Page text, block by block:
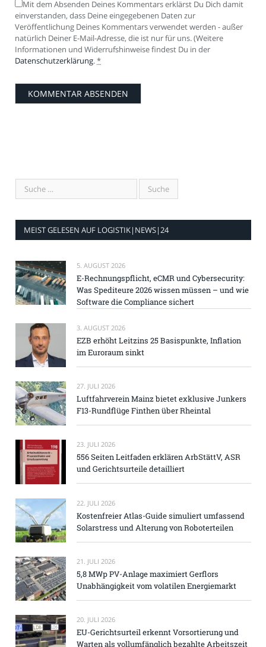
Mit dem Absenden Deines Kommentars erklärst Du Dich damit
einverstanden, dass Deine eingegebenen Daten zur
Veröffentlichung Deines Kommentars verwendet werden - außer
natürlich Deiner E-Mail-Adresse, die ist nur für uns. (Weitere
Informationen und Widerrufshinweise findest Du in der
Datenschutzerklärung.*
MEIST GELESEN AUF LOGISTIK|NEWS|24
5. AUGUST 2026
E-Rechnungspflicht, eCMR und Cybersecurity:
Was Spediteure 2026 wissen müssen – und wie
Software die Compliance sichert
3. AUGUST 2026
EZB erhöht Leitzins 25 Basispunkte, Inflation
im Euroraum sinkt
27. JULI 2026
Luftfahrverein Mainz bietet exklusive Junkers
F13-Rundflüge Finthen über Rheintal
23. JULI 2026
556 Seiten Leitfaden erklären ArbStättV, ASR
und Gerichtsurteile detailliert
22. JULI 2026
Kostenfreier Atlas-Guide simuliert umfassend
Solarstress und Alterung von Roboterteilen
21. JULI 2026
5,8 MWp PV-Anlage maximiert Gerflors
Unabhängigkeit vom volatilen Energiemarkt
20. JULI 2026
EU-Gerichtsurteil erkennt Vorsortierung und
Warten als vollumfänglich bezahlte Arbeitszeit